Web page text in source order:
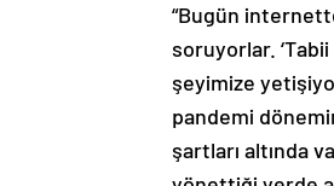
“Bugün
soruyorlar.
şeyimize
pandemi
şartları altında